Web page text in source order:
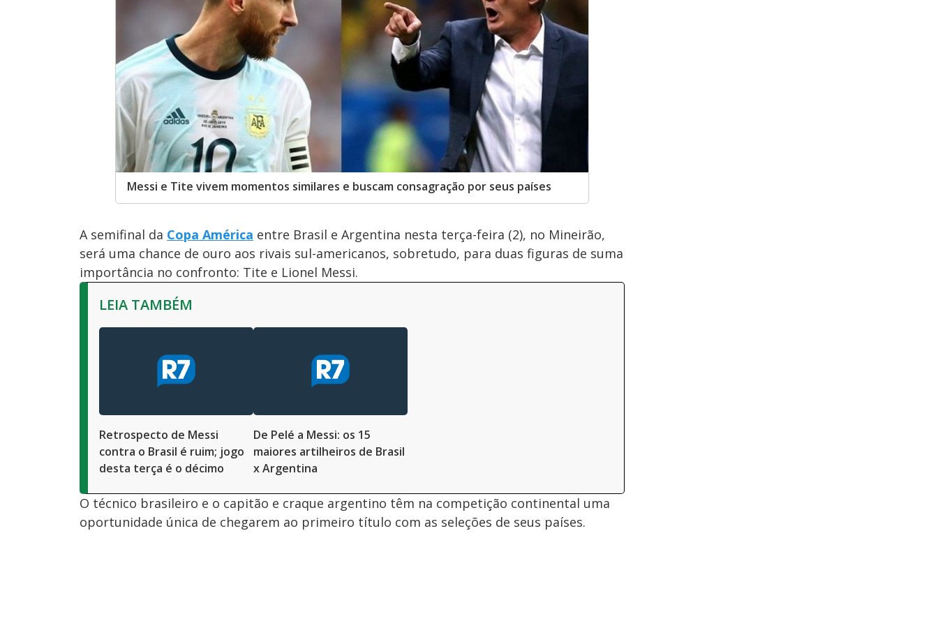
Messi e Tite vivem momentos similares e buscam consagração por seus países
A semifinal da Copa América entre Brasil e Argentina nesta terça-feira (2), no Mineirão,
será uma chance de ouro aos rivais sul-americanos, sobretudo, para duas figuras de suma
importância no confronto: Tite e Lionel Messi.
LEIA TAMBÉM
Retrospecto de Messi
contra o Brasil é ruim; jogo
desta terça é o décimo
De Pelé a Messi: os 15
maiores artilheiros de Brasil
x Argentina
O técnico brasileiro e o capitão e craque argentino têm na competição continental uma
oportunidade única de chegarem ao primeiro título com as seleções de seus países.